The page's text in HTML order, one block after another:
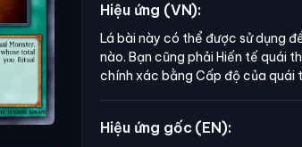
Hiệu ứng (VN):
Lá bài này có thể được sử dụng
nào. Bạn cũng phải Hiến tế quái
chính xác bằng Cấp độ của quái
Hiệu ứng gốc (EN):